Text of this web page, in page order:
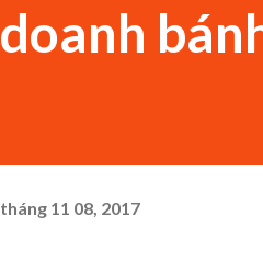
doanh
tháng 11 08, 2017